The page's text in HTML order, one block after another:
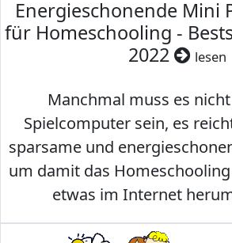
Energieschonende Mini
für Homeschooling -
2022
lesen
Manchmal muss es
Spielcomputer sein, es
sparsame und
um damit das
etwas im Internet